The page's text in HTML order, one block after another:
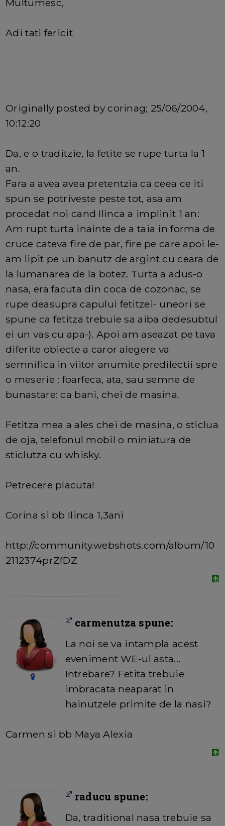
Multumesc,
Adi tati fericit
Originally posted by corinag; 25/06/2004,
10:12:20
Da, e o traditzie, la fetite se rupe turta la 1
an.
Fara a avea avea pretentzia ca ceea ce iti
spun se potriveste peste tot, asa am
procedat noi cand Ilinca a implinit 1 an:
Am rupt turta inainte de a taia in forma de
cruce cateva fire de par, fire pe care apoi le-
am lipit pe un banutz de argint cu ceara de
la lumanarea de la botez. Turta a adus-o
nasa, era facuta din coca de cozonac, se
rupe deasupra capului fetitzei- uneori se
spune ca fetitza trebuie sa aiba dedesubtul
ei un vas cu apa-). Apoi am aseazat pe tava
diferite obiecte a caror alegere va
semnifica in viitor anumite predilectii spre
o meserie : foarfeca, ata, sau semne de
bunastare: ca bani, chei de masina.
Fetitza mea a ales chei de masina, o sticlua
de oja, telefonul mobil o miniatura de
sticlutza cu whisky.
Petrecere placuta!
Corina si bb Ilinca 1,3ani
http://community.webshots.com/album/10
2112374prZfDZ
carmenutza spune:
La noi se va intampla acest
eveniment WE-ul asta...
Intrebare? Fetita trebuie
imbracata neaparat in
hainutzele primite de la nasi?
Carmen si bb Maya Alexia
raducu spune:
Da, traditional nasa trebuie sa